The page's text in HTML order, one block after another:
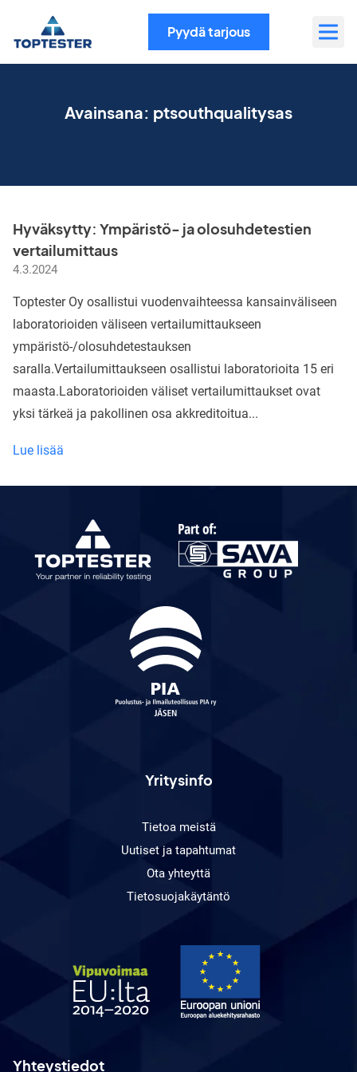
sisältöön
Pyydä tarjous
Avainsana: ptsouthqualitysas
Hyväksytty: Ympäristö- ja olosuhdetestien
vertailumittaus
4.3.2024
Toptester Oy osallistui vuodenvaihteessa kansainväliseen
laboratorioiden väliseen vertailumittaukseen
ympäristö-/olosuhdetestauksen
saralla.Vertailumittaukseen osallistui laboratorioita 15 eri
maasta.Laboratorioiden väliset vertailumittaukset ovat
yksi tärkeä ja pakollinen osa akkreditoitua...
Lue lisää
ja
vertailumittaus
Yritysinfo
Tietoa meistä
Uutiset ja tapahtumat
Ota yhteyttä
Tietosuojakäytäntö
Yhteystiedot